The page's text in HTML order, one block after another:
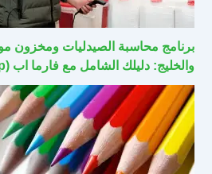
برنامج محاسبة الصيدليات ومخزون
والخليج: دليلك الشامل مع فارما اب (PharmUp)